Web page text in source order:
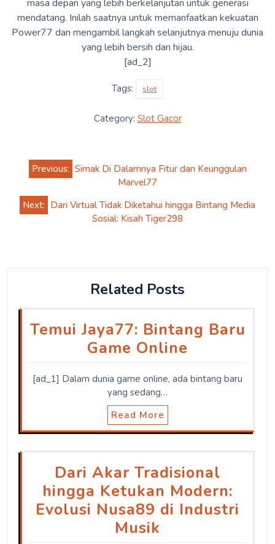
masa depan yang lebih berkelanjutan untuk generasi
mendatang. Inilah saatnya untuk memanfaatkan kekuatan
Power77 dan mengambil langkah selanjutnya menuju dunia
yang lebih bersih dan hijau.
[ad_2]
Tags: slot
Category: Slot Gacor
Post
navigation
Previous: Simak Di Dalamnya Fitur dan Keunggulan
Marvel77
Next: Dari Virtual Tidak Diketahui hingga Bintang Media
Sosial: Kisah Tiger298
Related Posts
Temui Jaya77: Bintang Baru
Game Online
[ad_1] Dalam dunia game online, ada bintang baru
yang sedang…
Read More
Dari Akar Tradisional
hingga Ketukan Modern:
Evolusi Nusa89 di Industri
Musik